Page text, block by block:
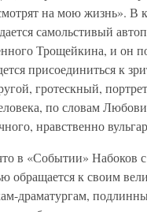
на мою жизнь». В
самольстивый
Трощейкина, и он
присоединиться к
гротескный,
по словам
нравственно
в «Событии» Набоков с
обращается к своим
драматургам,